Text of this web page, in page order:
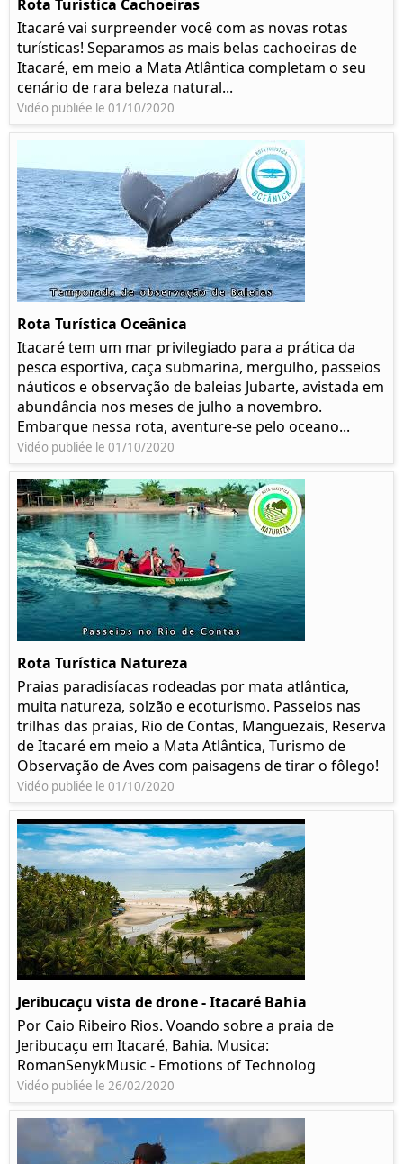
Rota Turística Cachoeiras
Itacaré vai surpreender você com as novas rotas
turísticas! Separamos as mais belas cachoeiras de
Itacaré, em meio a Mata Atlântica completam o seu
cenário de rara beleza natural...
Vidéo publiée le 01/10/2020
Rota Turística Oceânica
Itacaré tem um mar privilegiado para a prática da
pesca esportiva, caça submarina, mergulho, passeios
náuticos e observação de baleias Jubarte, avistada em
abundância nos meses de julho a novembro.
Embarque nessa rota, aventure-se pelo oceano...
Vidéo publiée le 01/10/2020
Rota Turística Natureza
Praias paradisíacas rodeadas por mata atlântica,
muita natureza, solzão e ecoturismo. Passeios nas
trilhas das praias, Rio de Contas, Manguezais, Reserva
de Itacaré em meio a Mata Atlântica, Turismo de
Observação de Aves com paisagens de tirar o fôlego!
Vidéo publiée le 01/10/2020
Jeribucaçu vista de drone - Itacaré Bahia
Por Caio Ribeiro Rios. Voando sobre a praia de
Jeribucaçu em Itacaré, Bahia. Musica:
RomanSenykMusic - Emotions of Technolog
Vidéo publiée le 26/02/2020